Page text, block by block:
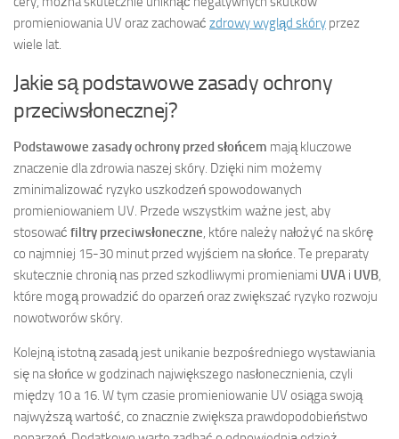
promieniowania UV oraz zachować zdrowy wygląd skóry przez
wiele lat.
Jakie są podstawowe zasady ochrony
przeciwsłonecznej?
Podstawowe zasady ochrony przed słońcem mają kluczowe
znaczenie dla zdrowia naszej skóry. Dzięki nim możemy
zminimalizować ryzyko uszkodzeń spowodowanych
promieniowaniem UV. Przede wszystkim ważne jest, aby
stosować filtry przeciwsłoneczne, które należy nałożyć na skórę
co najmniej 15-30 minut przed wyjściem na słońce. Te preparaty
skutecznie chronią nas przed szkodliwymi promieniami UVA i UVB,
które mogą prowadzić do oparzeń oraz zwiększać ryzyko rozwoju
nowotworów skóry.
Kolejną istotną zasadą jest unikanie bezpośredniego wystawiania
się na słońce w godzinach największego nasłonecznienia, czyli
między 10 a 16. W tym czasie promieniowanie UV osiąga swoją
najwyższą wartość, co znacznie zwiększa prawdopodobieństwo